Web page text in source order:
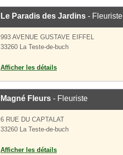
Le Paradis des Jardins - Fleuriste
993 AVENUE GUSTAVE EIFFEL
33260 La Teste-de-buch
Afficher les détails
Magné Fleurs - Fleuriste
6 RUE DU CAPTALAT
33260 La Teste-de-buch
Afficher les détails